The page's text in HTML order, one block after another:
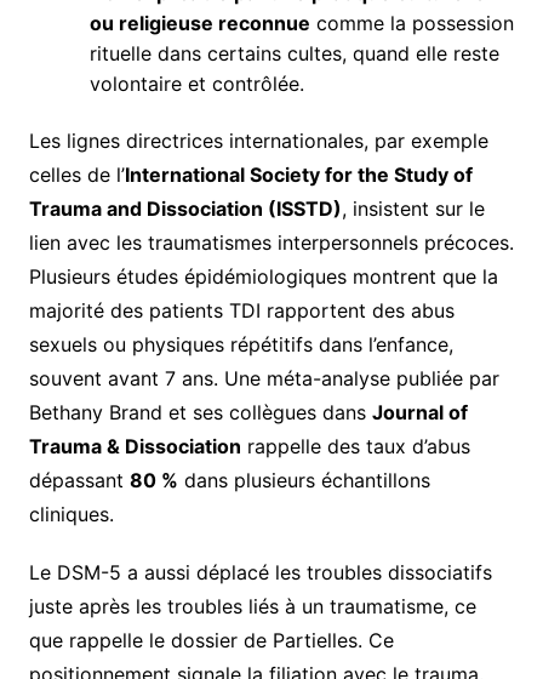
ou religieuse reconnue comme la possession
rituelle dans certains cultes, quand elle reste
volontaire et contrôlée.
Les lignes directrices internationales, par exemple
celles de l’International Society for the Study of
Trauma and Dissociation (ISSTD), insistent sur le
lien avec les traumatismes interpersonnels précoces.
Plusieurs études épidémiologiques montrent que la
majorité des patients TDI rapportent des abus
sexuels ou physiques répétitifs dans l’enfance,
souvent avant 7 ans. Une méta-analyse publiée par
Bethany Brand et ses collègues dans Journal of
Trauma & Dissociation rappelle des taux d’abus
dépassant 80 % dans plusieurs échantillons
cliniques.
Le DSM-5 a aussi déplacé les troubles dissociatifs
juste après les troubles liés à un traumatisme, ce
que rappelle le dossier de Partielles. Ce